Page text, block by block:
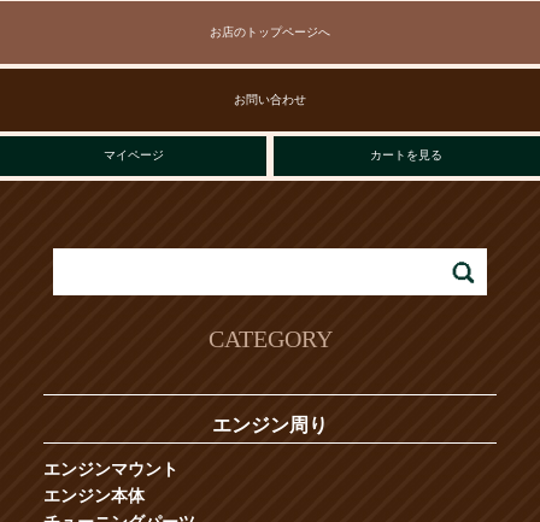
お店のトップページへ
お問い合わせ
マイページ カートを見る
CATEGORY
エンジン周り
エンジンマウント
エンジン本体